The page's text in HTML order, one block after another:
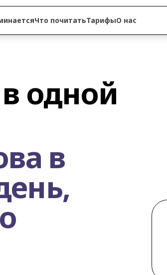
Что почитатьТарифыО нас
одной
в